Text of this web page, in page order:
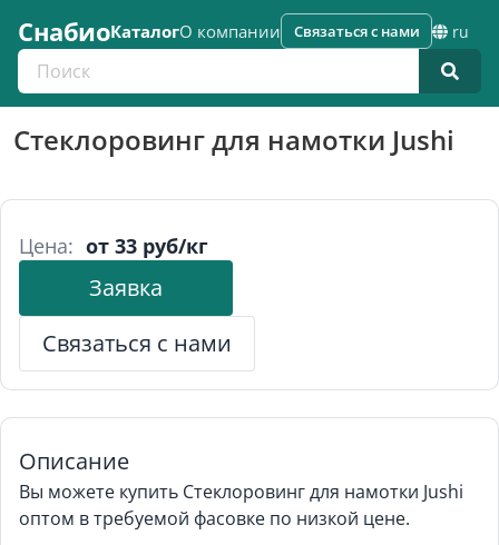
СнабиоКаталогО компании
Поиск по каталогу
Связаться с нами ru
Стеклоровинг для намотки Jushi
Цена: от 33 руб/кг
Заявка
Связаться с нами
Описание
Вы можете купить Стеклоровинг для намотки Jushi
оптом в требуемой фасовке по низкой цене.